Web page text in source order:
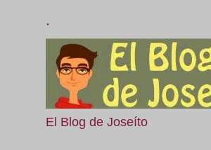
.
El Blog de Joseíto